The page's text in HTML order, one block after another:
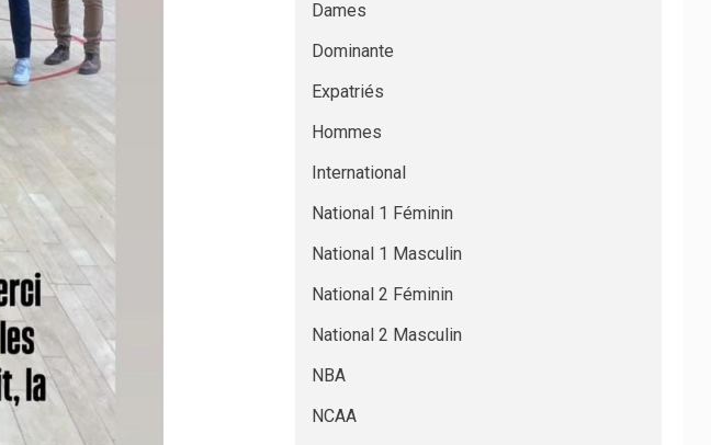
Dames
Dominante
Expatriés
Hommes
International
National 1 Féminin
National 1 Masculin
National 2 Féminin
National 2 Masculin
NBA
NCAA